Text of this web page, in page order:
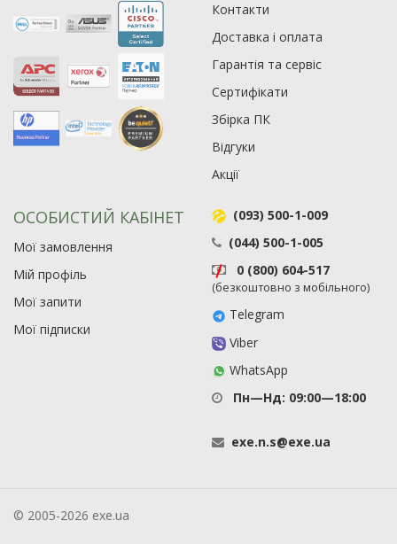
Контакти
Доставка і оплата
Гарантія та сервіс
Сертифікати
Збірка ПК
Відгуки
Акції
ОСОБИСТИЙ КАБІНЕТ
Мої замовлення
Мій профіль
Мої запити
Мої підписки
(093) 500-1-009
(044) 500-1-005
0 (800) 604-517
(безкоштовно з мобільного)
Telegram
Viber
WhatsApp
Пн—Нд: 09:00—18:00
exe.n.s@exe.ua
© 2005-2026 exe.ua